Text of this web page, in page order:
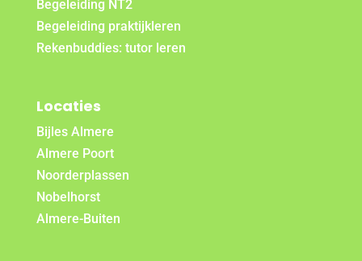
Begeleiding NT2
Begeleiding praktijkleren
Rekenbuddies: tutor leren
Locaties
Bijles Almere
Almere Poort
Noorderplassen
Nobelhorst
Almere-Buiten